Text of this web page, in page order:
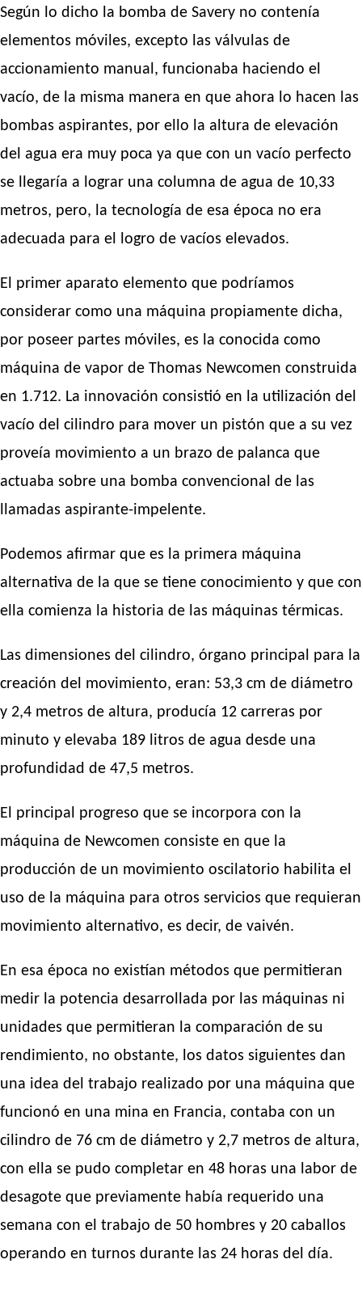
Según lo dicho la bomba de Savery no contenía
elementos móviles, excepto las válvulas de
accionamiento manual, funcionaba haciendo el
vacío, de la misma manera en que ahora lo hacen las
bombas aspirantes, por ello la altura de elevación
del agua era muy poca ya que con un vacío perfecto
se llegaría a lograr una columna de agua de 10,33
metros, pero, la tecnología de esa época no era
adecuada para el logro de vacíos elevados.
El primer aparato elemento que podríamos
considerar como una máquina propiamente dicha,
por poseer partes móviles, es la conocida como
máquina de vapor de Thomas Newcomen construida
en 1.712. La innovación consistió en la utilización del
vacío del cilindro para mover un pistón que a su vez
proveía movimiento a un brazo de palanca que
actuaba sobre una bomba convencional de las
llamadas aspirante-impelente.
Podemos afirmar que es la primera máquina
alternativa de la que se tiene conocimiento y que con
ella comienza la historia de las máquinas térmicas.
Las dimensiones del cilindro, órgano principal para la
creación del movimiento, eran: 53,3 cm de diámetro
y 2,4 metros de altura, producía 12 carreras por
minuto y elevaba 189 litros de agua desde una
profundidad de 47,5 metros.
El principal progreso que se incorpora con la
máquina de Newcomen consiste en que la
producción de un movimiento oscilatorio habilita el
uso de la máquina para otros servicios que requieran
movimiento alternativo, es decir, de vaivén.
En esa época no existían métodos que permitieran
medir la potencia desarrollada por las máquinas ni
unidades que permitieran la comparación de su
rendimiento, no obstante, los datos siguientes dan
una idea del trabajo realizado por una máquina que
funcionó en una mina en Francia, contaba con un
cilindro de 76 cm de diámetro y 2,7 metros de altura,
con ella se pudo completar en 48 horas una labor de
desagote que previamente había requerido una
semana con el trabajo de 50 hombres y 20 caballos
operando en turnos durante las 24 horas del día.